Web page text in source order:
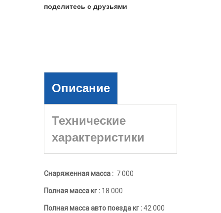
поделитесь с друзьями
Описание
Технические
характеристики
Снаряженная масса : 7 000
Полная масса кг : 18 000
Полная масса авто поезда кг :42 000